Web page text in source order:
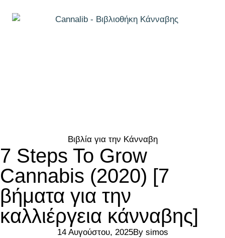
Βιβλία για την Κάνναβη
7 Steps To Grow
Cannabis (2020) [7
βήματα για την
καλλιέργεια κάνναβης]
14 Αυγούστου, 2025Bysimos